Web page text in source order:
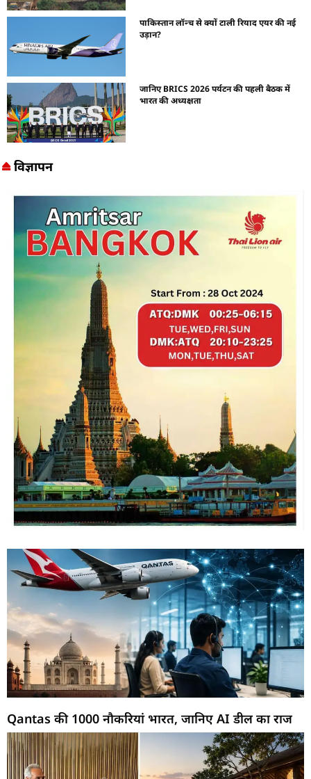
पाकिस्तान लॉन्च से क्यों टाली रियाद एयर की नई
उड़ान?
जानिए BRICS 2026 पर्यटन की पहली बैठक में
भारत की अध्यक्षता
विज्ञापन
Qantas की 1000 नौकरियां भारत, जानिए AI डील का राज